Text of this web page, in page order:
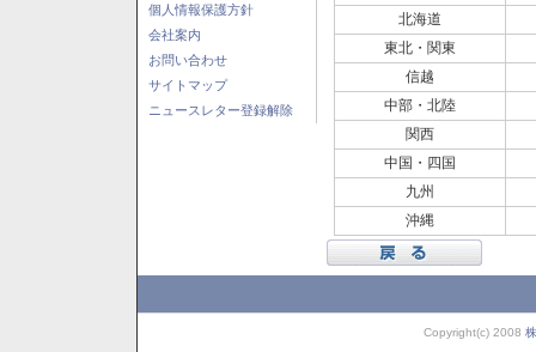
個人情報保護方針
会社案内
お問い合わせ
サイトマップ
ニュースレター登録解除
北海道
東北・関東
信越
中部・北陸
関西
中国・四国
九州
沖縄
Copyright(c) 2008